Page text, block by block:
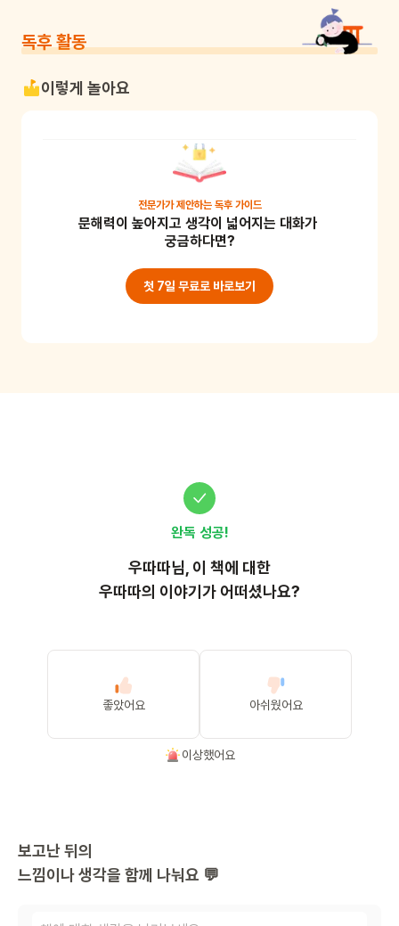
독후 활동
이렇게 놀아요
전문가가 제안하는 독후 가이드
문해력이 높아지고 생각이 넓어지는 대화가
궁금하다면?
첫 7일 무료로 바로보기
완독 성공!
우따따님, 이 책에 대한
우따따의 이야기가 어떠셨나요?
좋았어요 아쉬웠어요
이상했어요
보고난 뒤의
느낌이나 생각을 함께 나눠요 💬